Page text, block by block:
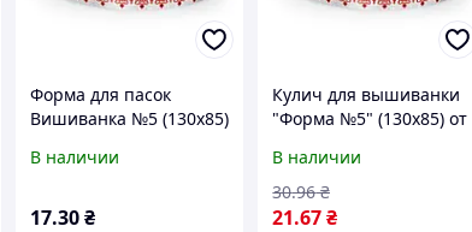
Форма для пасок
Вишиванка №5 (130х85)
В наличии
17.30₴
Кулич для вышиванки
"Форма №5" (130х85) от
В наличии
21.67₴
30.96 ₴